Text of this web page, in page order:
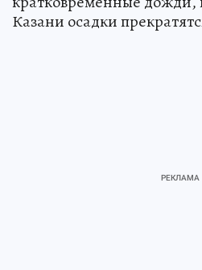
Казани осадки